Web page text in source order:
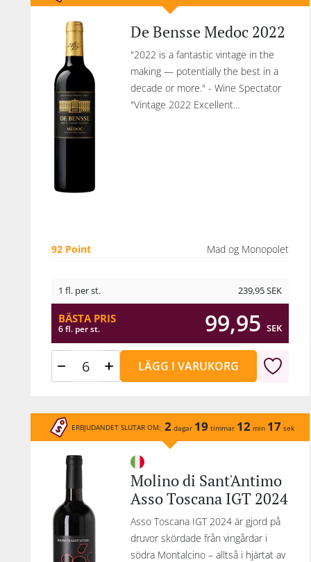
De Bensse Medoc 2022
"2022 is a fantastic vintage in the
making — potentially the best in a
decade or more." - Wine Spectator
"Vintage 2022 Excellent...
92 Point Mad og Monopolet
1 fl. per st. 239,95SEK
BÄSTA PRIS
6 fl. per st. 99,95 SEK
LÄGG I VARUKORG
ERBJUDANDET SLUTAR OM: 2dagar 19 timmar 12min 17 sek
Molino di Sant'Antimo
Asso Toscana IGT 2024
Asso Toscana IGT 2024 är gjord på
druvor skördade från vingårdar i
södra Montalcino – alltså i hjärtat av